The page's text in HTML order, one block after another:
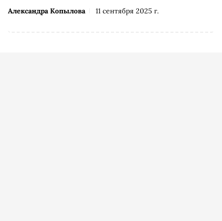
Александра Копылова 11 сентября 2025 г.